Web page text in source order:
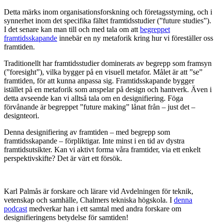
Detta märks inom organisationsforskning och företagsstyrning, och i
synnerhet inom det specifika fältet framtidsstudier (”future studies”).
I det senare kan man till och med tala om att begreppet
framtidsskapande innebär en ny metaforik kring hur vi föreställer oss
framtiden.
Traditionellt har framtidsstudier dominerats av begrepp som framsyn
(”foresight”), vilka bygger på en visuell metafor. Målet är att ”se”
framtiden, för att kunna anpassa sig. Framtidsskapande bygger
istället på en metaforik som anspelar på design och hantverk. Även i
detta avseende kan vi alltså tala om en designifiering. Föga
förvånande är begreppet ”future making” lånat från – just det –
designteori.
Denna designifiering av framtiden – med begrepp som
framtidsskapande – förpliktigar. Inte minst i en tid av dystra
framtidsutsikter. Kan vi aktivt forma våra framtider, via ett enkelt
perspektivskifte? Det är värt ett försök.
Karl Palmås är forskare och lärare vid Avdelningen för teknik,
vetenskap och samhälle, Chalmers tekniska högskola. I denna
podcast medverkar han i ett samtal med andra forskare om
designifieringens betydelse för samtiden!